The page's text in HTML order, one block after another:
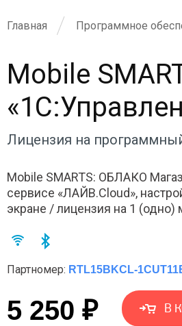
Главная Программное
Mobile
Лицензия на
Mobile SMARTS: ОБЛАКО
сервисе «ЛАЙВ.Cloud»,
экране / лицензия на 1 (одно)
Партномер: RTL15BKCL-
5 250 ₽ В